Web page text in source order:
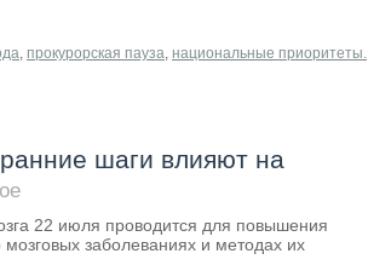
, прокурорская пауза, национальные приоритеты.
ранние шаги влияют на
22 июля проводится для повышения
заболеваниях и методах их